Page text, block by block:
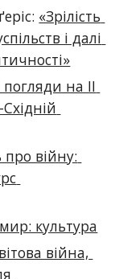
«Зрілість
і далі
погляди на ІІ
про війну:
культура
війна,